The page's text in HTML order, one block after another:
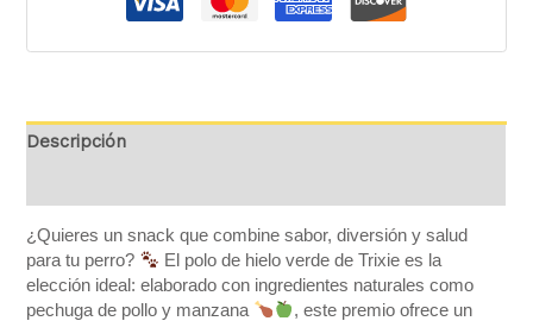
Descripción
¿Quieres un snack que combine sabor, diversión y salud
para tu perro?
El polo de hielo verde de Trixie es la
elección ideal: elaborado con ingredientes naturales como
pechuga de pollo y manzana
, este premio ofrece un